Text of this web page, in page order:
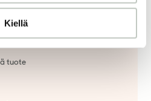
Kiellä korkki
tuote